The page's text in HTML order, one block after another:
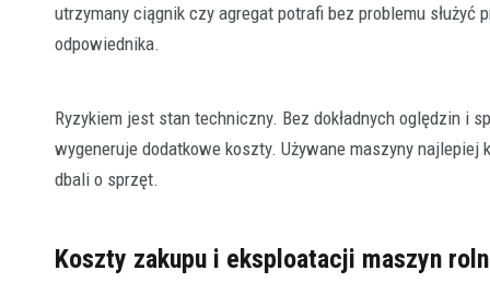
utrzymany ciągnik czy agregat potrafi bez problemu
odpowiednika.
Ryzykiem jest stan techniczny. Bez dokładnych oględzin i
wygeneruje dodatkowe koszty. Używane maszyny
dbali o sprzęt.
Koszty zakupu i eksploatacji maszyn